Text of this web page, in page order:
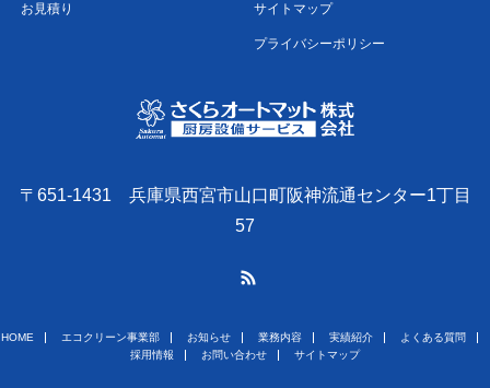
お見積り サイトマップ
プライバシーポリシー
〒651-1431 兵庫県西宮市山口町阪神流通センター1丁目
57
HOME エコクリーン事業部 お知らせ 業務内容 実績紹介
よくある質問
採用情報
お問い合わせ サイトマップ